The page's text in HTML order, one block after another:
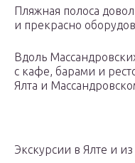
Пляжная полоса
и прекрасно
Вдоль
с кафе, барами и
Ялта и
Экскурсии в Ялте и